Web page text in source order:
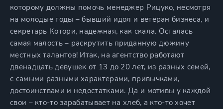
которому должны помочь менеджер Рицуко, несмотря
на молодые годы – бывший идол и ветеран бизнеса, и
секретарь Котори, надежная, как скала. Осталась
самая малость – раскрутить приданную дюжину
местных талантов! Итак, на агентство работают
двенадцать девушек от 13 до 20 лет, из разных семей,
с самыми разными характерами, привычками,
достоинствами и недостатками. Да и мотивы у каждой
свои – кто-то зарабатывает на хлеб, а кто-то хочет